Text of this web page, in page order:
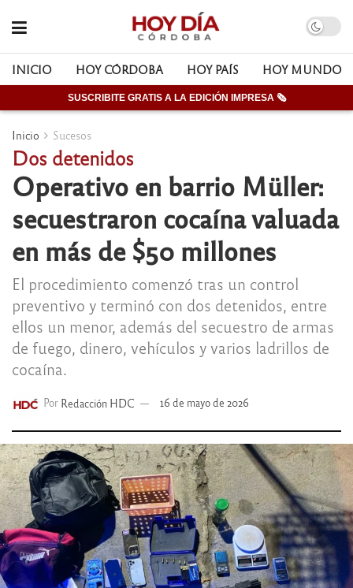
INICIO HOY CÓRDOBA HOY PAÍS HOY MUNDO
SUSCRIBITE GRATIS A LA EDICIÓN IMPRESA 🗞
Inicio Sucesos
Dos detenidos
Operativo en barrio Müller:
secuestraron cocaína valuada
en más de $50 millones
El procedimiento comenzó tras un control
preventivo y terminó con dos detenidos, entre
ellos un menor, además del secuestro de armas
de fuego, dinero, vehículos y varios ladrillos de
cocaína.
Por Redacción HDC 16 de mayo de 2026